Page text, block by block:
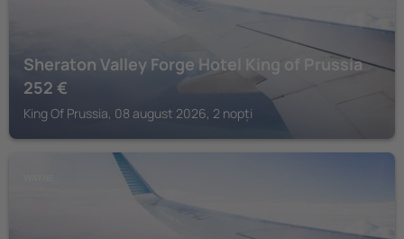
Sheraton Valley Forge Hotel King of Prussia
252 €
King Of Prussia, 08 august 2026, 2 nopți